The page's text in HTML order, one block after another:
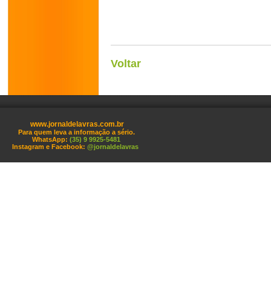
Voltar
www.jornaldelavras.com.br
Para quem leva a informação a sério.
WhatsApp: (35) 9 9925-5481
Instagram e Facebook: @jornaldelavras